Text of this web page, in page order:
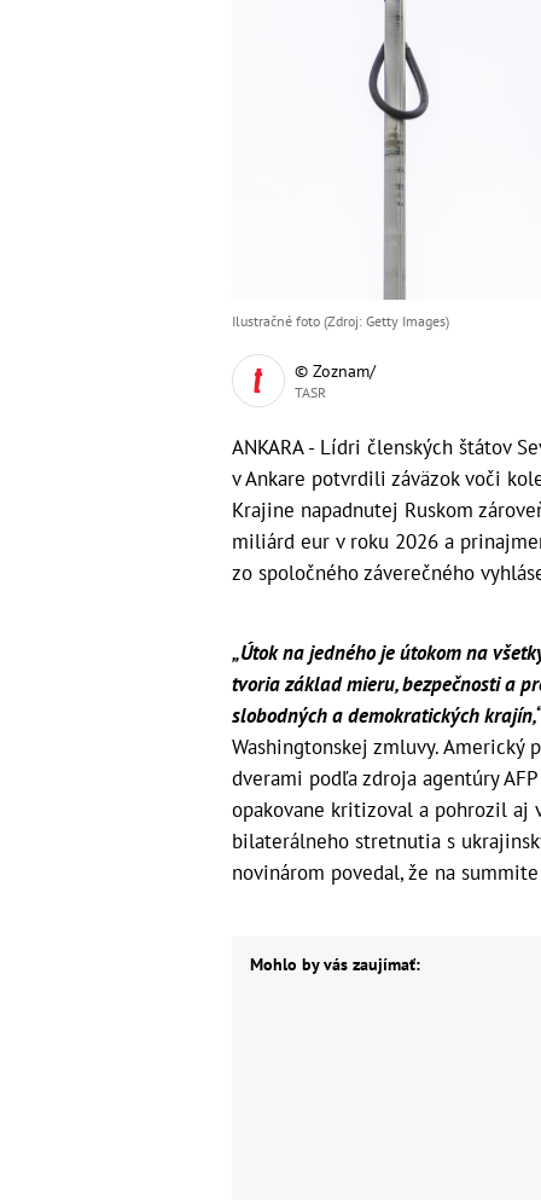
Ilustračné foto (Zdroj: Getty Images)
© Zoznam/
TASR
ANKARA - Lídri členských štátov
v Ankare potvrdili záväzok voči
Krajine napadnutej Ruskom
miliárd eur v roku 2026 a
zo spoločného záverečného
„Útok na jedného je útokom na
tvoria základ mieru, bezpečnosti a
slobodných a demokratických krajín,“
Washingtonskej zmluvy. Americký
dverami podľa zdroja agentúry
opakovane kritizoval a pohrozil aj
bilaterálneho stretnutia s
novinárom povedal, že na
Mohlo by vás zaujímať: